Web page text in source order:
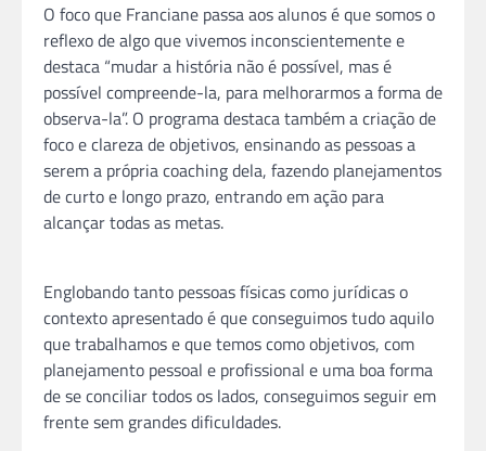
O foco que Franciane passa aos alunos é que somoso
reflexo de algo que vivemos inconscientemente e
destaca “mudar a história nãoé possível, mas é
possível compreende-la, para melhorarmos a forma de
observa-la”. O programadestaca também a criaçãode
foco e clareza de objetivos, ensinando as pessoas a
serem a própriacoachingdela, fazendo planejamentos
de curto e longo prazo, entrando em ação para
alcançar todas as metas.
Englobando tanto pessoas físicas como jurídicaso
contexto apresentado é que conseguimos tudo aquilo
que trabalhamos e que temos como objetivos, com
planejamento pessoal e profissional e uma boa forma
de se conciliar todos os lados, conseguimos seguir em
frente sem grandes dificuldades.